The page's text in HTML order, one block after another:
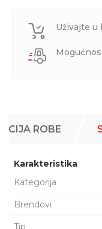
Uživajte u
ROBE
Karakteristika
Kategorija
Brendovi
Tip